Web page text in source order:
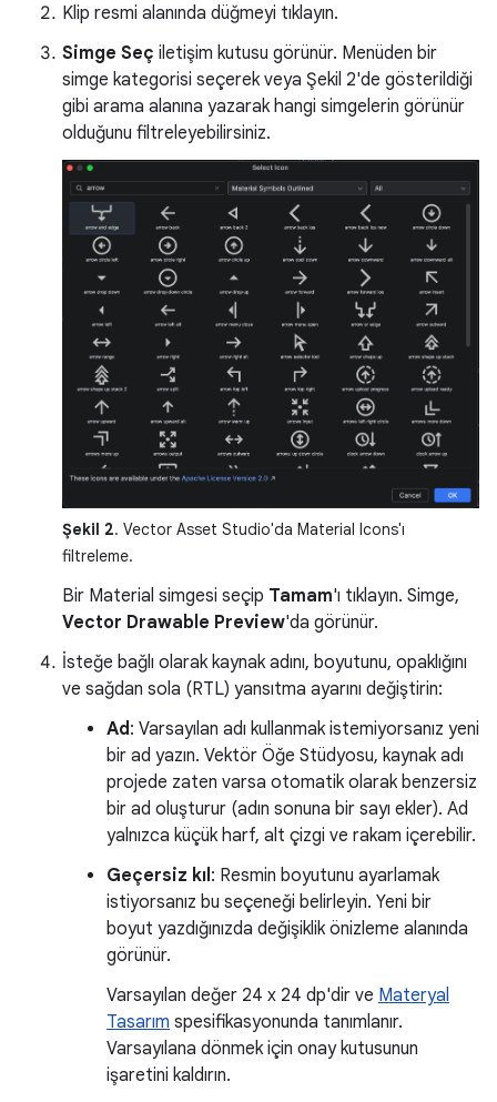
Klip resmi alanında düğmeyi tıklayın.
Simge Seç iletişim kutusu görünür. Menüden bir
simge kategorisi seçerek veya Şekil 2'de gösterildiği
gibi arama alanına yazarak hangi simgelerin görünür
olduğunu filtreleyebilirsiniz.
Şekil 2. Vector Asset Studio'da Material Icons'ı
filtreleme.
Bir Material simgesi seçip Tamam'ı tıklayın. Simge,
Vector Drawable Preview'da görünür.
İsteğe bağlı olarak kaynak adını, boyutunu, opaklığını
ve sağdan sola (RTL) yansıtma ayarını değiştirin:
Ad : Varsayılan adı kullanmak istemiyorsanız yeni
bir ad yazın. Vektör Öğe Stüdyosu, kaynak adı
projede zaten varsa otomatik olarak benzersiz
bir ad oluşturur (adın sonuna bir sayı ekler). Ad
yalnızca küçük harf, alt çizgi ve rakam içerebilir.
Geçersiz kıl : Resmin boyutunu ayarlamak
istiyorsanız bu seçeneği belirleyin. Yeni bir
boyut yazdığınızda değişiklik önizleme alanında
görünür.
Varsayılan değer 24 x 24 dp'dir ve Materyal
Tasarım spesifikasyonunda tanımlanır.
Varsayılana dönmek için onay kutusunun
işaretini kaldırın.